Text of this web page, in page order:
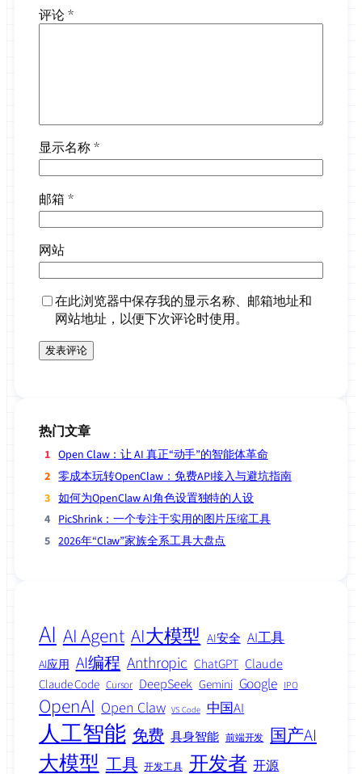
评论*
显示名称*
邮箱 *
网站
在此浏览器中保存我的显示名称、邮箱地址和
网站地址，以便下次评论时使用。
热门文章
Open Claw：让 AI 真正“动手”的智能体革命
零成本玩转OpenClaw：免费API接入与避坑指南
如何为OpenClaw AI角色设置独特的人设
PicShrink：一个专注于实用的图片压缩工具
2026年“Claw”家族全系工具大盘点
AI AI Agent AI大模型 AI安全 AI工具
AI应用 AI编程 Anthropic ChatGPT Claude
Claude Code Cursor DeepSeek Gemini Google IPO
OpenAI Open Claw VS Code 中国AI
人工智能 免费 具身智能 前端开发 国产AI
大模型 工具 开发工具 开发者 开源